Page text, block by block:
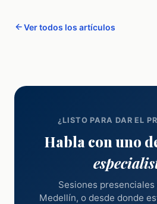
Ver todos los artículos
¿LISTO PARA DAR EL
Habla con uno
Sesiones
Medellín, o desde donde